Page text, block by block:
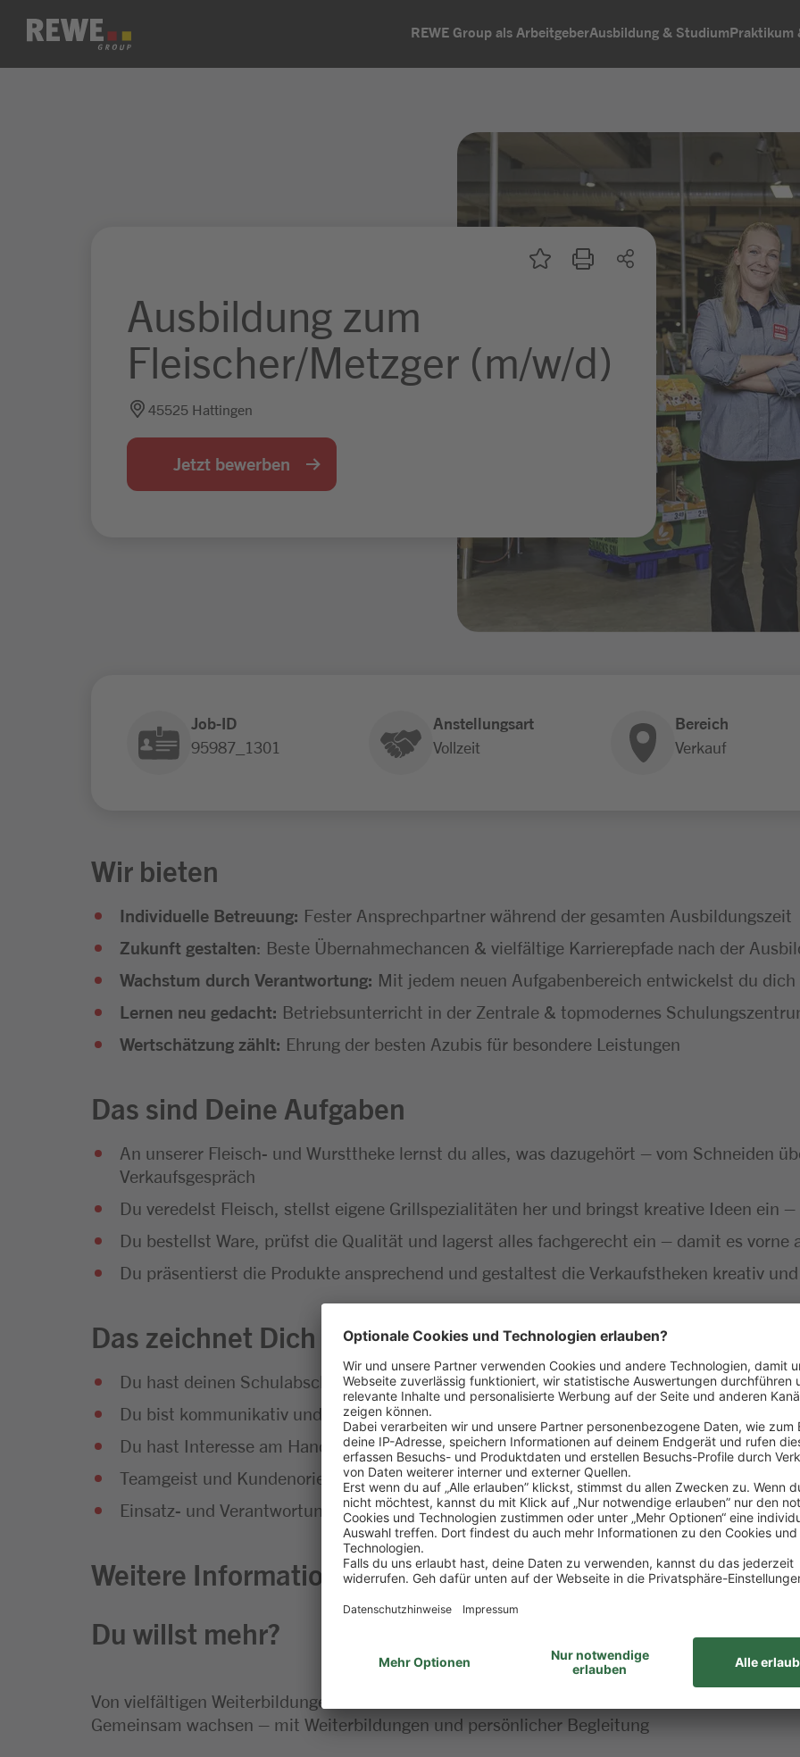
Zum Inhalt springen REWE Group als ArbeitgeberAusbildung & StudiumPraktikum
Ausbildung zum
Fleischer/Metzger (m/w/d)
45525 Hattingen
Jetzt bewerben
Job-ID
95987_1301
Anstellungsart
Vollzeit
Bereich
Verkauf
Wir bieten
Individuelle Betreuung: Fester Ansprechpartner während der gesamten Ausbildungszeit
Zukunft gestalten: Beste Übernahmechancen & vielfältige Karrierepfade nach der
Wachstum durch Verantwortung: Mit jedem neuen Aufgabenbereich entwickelst du
Lernen neu gedacht: Betriebsunterricht in der Zentrale & topmodernes
Wertschätzung zählt: Ehrung der besten Azubis für besondere Leistungen
Das sind Deine Aufgaben
An unserer Fleisch- und Wursttheke lernst du alles, was dazugehört – vom Schneiden
Verkaufsgespräch
Du veredelst Fleisch, stellst eigene Grillspezialitäten her und bringst kreative Ideen ein
Du bestellst Ware, prüfst die Qualität und lagerst alles fachgerecht ein – damit es vorne
Du präsentierst die Produkte ansprechend und gestaltest die Verkaufstheken kreativ
Das zeichnet Dich aus
Du hast deinen Schulabschluss erfolgreich gemeistert
Du bist kommunikativ und hast Spaß am Umgang mit Menschen
Du hast Interesse am Handel und an Lebensmitteln
Teamgeist und Kundenorientierung gehören für dich einfach dazu
Einsatz- und Verantwortungsbereitschaft bringst du gerne mit
Weitere Informationen zu dieser Stelle
Du willst mehr?
Von vielfältigen Weiterbildungen bis hin zum Meister Deines Berufs – bei uns stehen Dir alle
Gemeinsam wachsen – mit Weiterbildungen und persönlicher Begleitung